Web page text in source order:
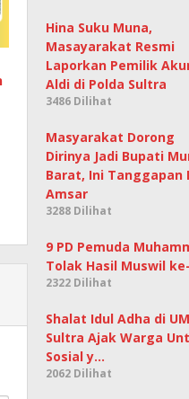
Hina Suku Muna,
Masayarakat Resmi
Laporkan Pemilik
Aldi di Polda Sultra
3486 Dilihat
Masyarakat Dorong
Dirinya Jadi Bupati
Barat, Ini Tanggapan
Amsar
3288 Dilihat
9 PD Pemuda
Tolak Hasil Muswil
2322 Dilihat
Shalat Idul Adha di
Sultra Ajak Warga
Sosial y…
2062 Dilihat